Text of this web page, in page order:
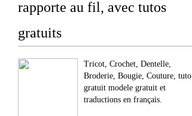
rapporte au fil, avec tutos
gratuits
Tricot, Crochet, Dentelle,
Broderie, Bougie, Couture, tuto
gratuit modele gratuit et
traductions en français.